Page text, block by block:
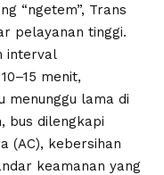
“ngetem”, Trans
pelayanan tinggi.
interval
menit,
menunggu lama di
bus dilengkapi
(AC), kebersihan
keamanan yang